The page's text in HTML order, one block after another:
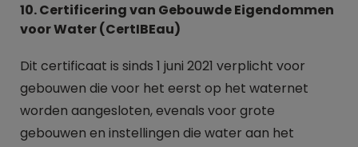
10. Certificering van Gebouwde Eigendommen
voor Water (CertIBEau)
Dit certificaat is sinds 1 juni 2021 verplicht voor
gebouwen die voor het eerst op het waternet
worden aangesloten, evenals voor grote
gebouwen en instellingen die water aan het